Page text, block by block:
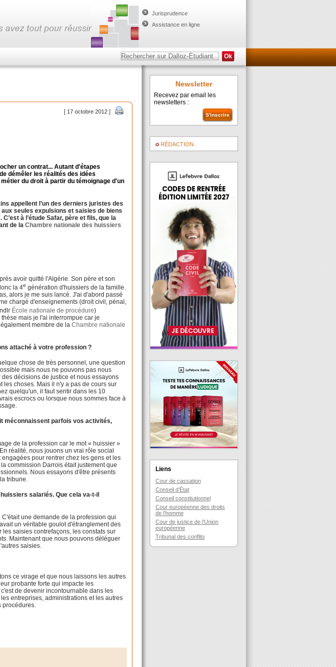
Jurisprudence
Assistance en ligne
[ 17 octobre 2012 ]
un contrat... Autant d'étapes
démêler les réalités des idées
du droit à partir du témoignage d'un
appellent l’un des derniers juristes des
seules expulsions et saisies de biens
à l’étude Safar, père et fils, que la
de laChambre nationale des huissiers
avoir quitté l'Algérie. Son père et son
la 4e génération d'huissiers de la famille.
alors je me suis lancé. J'ai d'abord passé
chargé d'enseignements (droit civil, pénal,
École nationale de procédure)
mais je l'ai interrompue car je
membre de laChambre nationale
attaché à votre profession ?
chose de très personnel, une question
mais nous ne pouvons pas nous
décisions de justice et nous essayons
choses. Mais il n'y a pas de cours sur
quelqu'un, il faut sentir dans les 10
escrocs ou lorsque nous sommes face à
méconnaissent parfois vos activités,
de la profession car le mot « huissier »
réalité, nous jouons un vrai rôle social
pour rentrer chez les gens et les
commission Darrois était justement que
Nous essayons d'être présents
tribune.
salariés. Que cela va-t-il
une demande de la profession qui
un véritable goulot d'étranglement des
saisies contrefaçons, les constats sur
Maintenant que nous pouvons déléguer
saisies.
ce virage et que nous laissons les autres
probante forte qui impacte les
de devenir incontournable dans les
entreprises, administrations et les autres
procédures.
Newsletter
Recevez par email les
newsletters :
RÉDACTION
Liens
Cour de cassation
Conseil d’État
Conseil constitutionnel
Cour européenne des droits
de l’homme
Cour de justice de l’Union
européenne
Tribunal des conflits